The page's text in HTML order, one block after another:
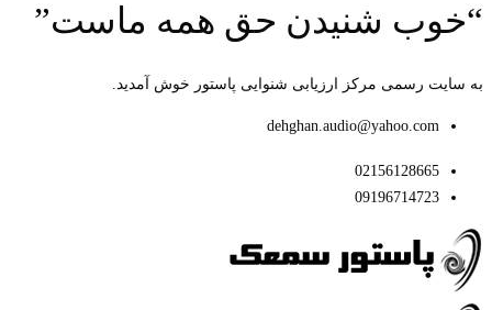
“خوب شنیدن حق همه ماست”
به سایت رسمی مرکز ارزیابی شنوایی پاستور خوش آمدید.
dehghan.audio@yahoo.com
02156128665
09196714723